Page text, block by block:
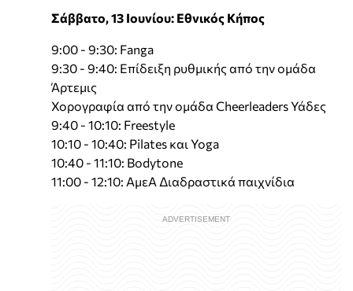
Σάββατο, 13 Ιουνίου: Εθνικός Κήπος
9:00 - 9:30: Fanga
9:30 - 9:40: Επίδειξη ρυθμικής από την ομάδα
Άρτεμις
Χορογραφία από την ομάδα Cheerleaders Υάδες
9:40 - 10:10: Freestyle
10:10 - 10:40: Pilates και Yoga
10:40 - 11:10: Bodytone
11:00 - 12:10: ΑμεΑ Διαδραστικά παιχνίδια